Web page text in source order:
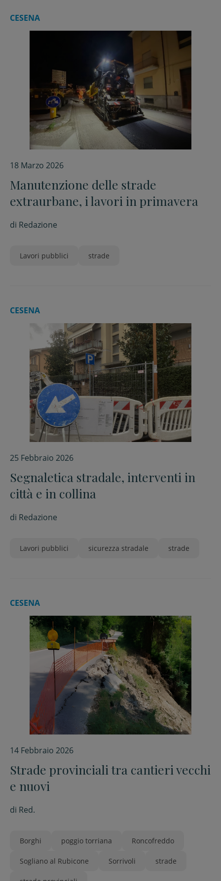
CESENA
18 Marzo 2026
Manutenzione delle strade
extraurbane, i lavori in primavera
di Redazione
Lavori pubblici strade
CESENA
25 Febbraio 2026
Segnaletica stradale, interventi in
città e in collina
di Redazione
Lavori pubblici sicurezza stradale strade
CESENA
14 Febbraio 2026
Strade provinciali tra cantieri vecchi
e nuovi
di Red.
Borghi poggio torriana Roncofreddo
Sogliano al Rubicone Sorrivoli strade